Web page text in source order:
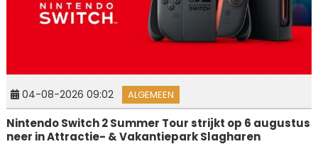
04-08-2026 09:02 ALGEMEEN
Nintendo Switch 2 Summer Tour strijkt op 6 augustus
neer in Attractie- & Vakantiepark Slagharen